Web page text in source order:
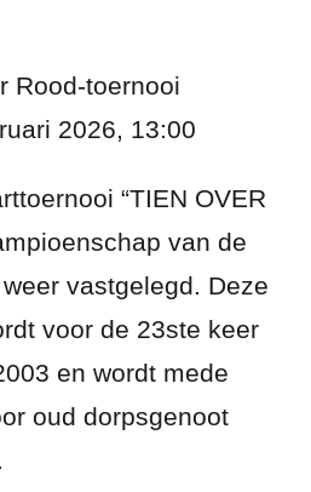
Rood-toernooi
2026, 13:00
“TIEN OVER
van de
vastgelegd. Deze
voor de 23ste keer
en wordt mede
oud dorpsgenoot